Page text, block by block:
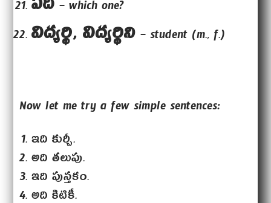
ఏది – which one?
విద్యర్థి, విద్యర్థిని – student (m., f.)
Now let me try a few simple sentences:
ఇది కుర్చీ.
అది తలుపు.
ఇది పుస్తకం.
అది కిటికీ.